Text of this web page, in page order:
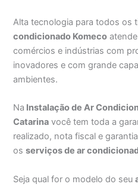
Alta tecnologia para todos os
condicionado Komeco
comércios e indústrias com
inovadores e com grande
ambientes.
Na Instalação de Ar
Catarina você tem toda a
realizado, nota fiscal e
osserviços de ar
Seja qual for o modelo do seu